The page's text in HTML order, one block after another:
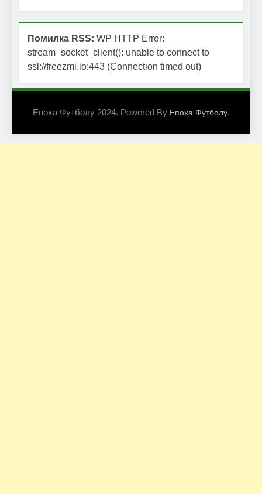
Помилка RSS: WP HTTP Error:
stream_socket_client(): unable to connect to
ssl://freezmi.io:443 (Connection timed out)
Епоха Футболу 2024. Powered By Епоха Футболу.